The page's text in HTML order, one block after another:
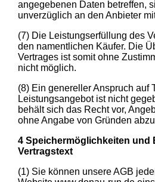
angegebenen Daten betreffen,
unverzüglich an den Anbieter
(7) Die Leistungserfüllung des
den namentlichen Käufer. Die
Vertrages ist somit ohne
nicht möglich.
(8) Ein genereller Anspruch auf
Leistungsangebot ist nicht
behält sich das Recht vor,
ohne Angabe von Gründen
4 Speichermöglichkeiten und
Vertragstext
(1) Sie können unsere AGB